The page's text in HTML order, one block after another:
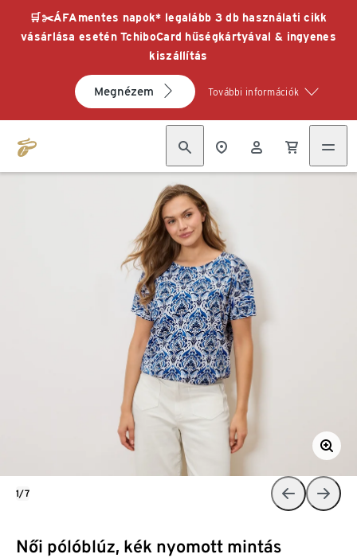
🛒✂️ÁFAmentes napok* legalább 3 db használati cikk
vásárlása esetén TchiboCard hűségkártyával & ingyenes
kiszállítás
Megnézem További információk
Női pólóblúz, kék nyomott mintás
1/7